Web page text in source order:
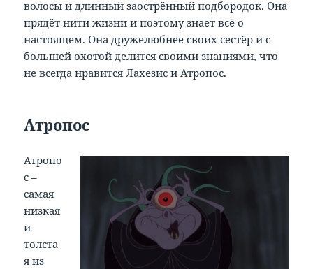
волосы и длинный заострённый подбородок. Она
прядёт нити жизни и поэтому знает всё о
настоящем. Она дружелюбнее своих сестёр и с
большей охотой делится своими знаниями, что
не всегда нравится Лахезис и Атропос.
Атропос
Атропо
с –
самая
низкая
и
толста
я из